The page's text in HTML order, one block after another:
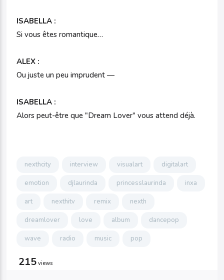
ISABELLA :
Si vous êtes romantique…
ALEX :
Ou juste un peu imprudent —
ISABELLA :
Alors peut-être que "Dream Lover" vous attend déjà.
nexthcity interview visualart digitalart
emotion djlaurinda princesslaurinda inxa
art nexthitv remix nexth
dreamlover love album dancepop
wave radio music pop
215 views